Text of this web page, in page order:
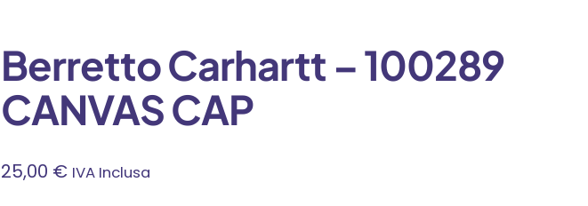
Berretto Carhartt – 100289
CANVAS CAP
25,00 € IVA Inclusa